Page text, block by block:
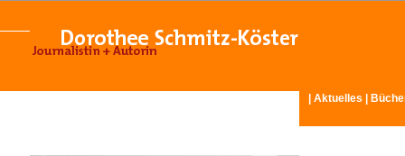
Aktuelles